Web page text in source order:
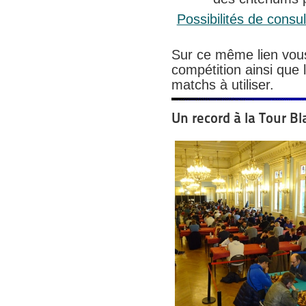
Possibilités de
Sur ce même lien
compétition ainsi que
matchs à utiliser.
Un record à la Tour